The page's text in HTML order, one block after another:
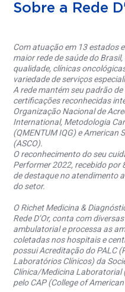
Sobre a Rede
Com atuação em 13 estados
maior rede de saúde do
qualidade, clínicas
variedade de serviços
A rede mantém seu padrão
certificações reconhecidas
Organização Nacional de
International, Metodologia
(QMENTUM IQG) e American
(ASCO).
O reconhecimento do seu
Performer 2022, recebido por
de destaque no atendimento
do setor.
O Richet Medicina &
Rede D’Or, conta com
ambulatorial e processa as
coletadas nos hospitais e
possui Acreditação do PALC
Laboratórios Clínicos) da
Clínica/Medicina Laboratorial
pelo CAP (College of